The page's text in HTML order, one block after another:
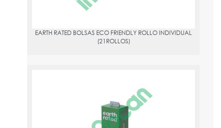
EARTH RATED BOLSAS ECO FRIENDLY ROLLO INDIVIDUAL
(21ROLLOS)
EARTH RATED BOLSAS ECO-FRIENDLY 21 ROLLOS X 15 BOLSAS